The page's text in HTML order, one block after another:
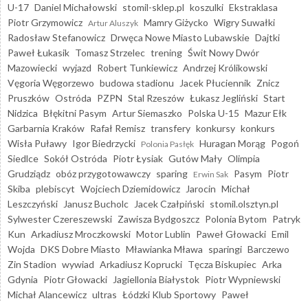
U-17 Daniel Michałowski stomil-sklep.pl koszulki Ekstraklasa
Piotr Grzymowicz Artur Aluszyk Mamry Giżycko Wigry Suwałki
Radosław Stefanowicz Drwęca Nowe Miasto Lubawskie Dajtki
Paweł Łukasik Tomasz Strzelec trening Świt Nowy Dwór
Mazowiecki wyjazd Robert Tunkiewicz Andrzej Królikowski
Vęgoria Węgorzewo budowa stadionu Jacek Płuciennik Znicz
Pruszków Ostróda PZPN Stal Rzeszów Łukasz Jegliński Start
Nidzica Błękitni Pasym Artur Siemaszko Polska U-15 Mazur Ełk
Garbarnia Kraków Rafał Remisz transfery konkursy konkurs
Wisła Puławy Igor Biedrzycki Polonia Pasłęk Huragan Morąg Pogoń
Siedlce Sokół Ostróda Piotr Łysiak Gutów Mały Olimpia
Grudziądz obóz przygotowawczy sparing Erwin Sak Pasym Piotr
Skiba plebiscyt Wojciech Dziemidowicz Jarocin Michał
Leszczyński
Janusz Bucholc Jacek Czałpiński stomil.olsztyn.pl
Sylwester Czereszewski Zawisza Bydgoszcz Polonia Bytom Patryk
Kun Arkadiusz Mroczkowski Motor Lublin Paweł Głowacki Emil
Wojda DKS Dobre Miasto Mławianka Mława sparingi Barczewo
Zin Stadion wywiad Arkadiusz Koprucki Tęcza Biskupiec Arka
Gdynia Piotr Głowacki Jagiellonia Białystok Piotr Wypniewski
Michał Alancewicz ultras Łódzki Klub Sportowy Paweł